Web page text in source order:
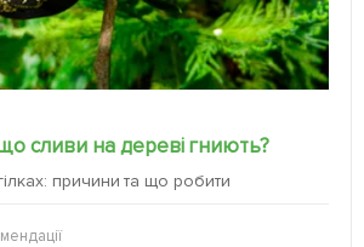
сливи на дереві гниють?
причини та що робити